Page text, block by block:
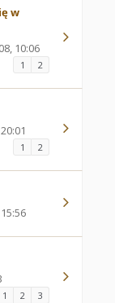
w
10:06
1 2
1 2
1 2 3